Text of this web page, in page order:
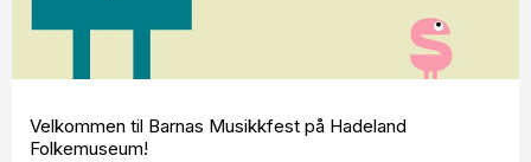
Velkommen til Barnas Musikkfest på Hadeland
Folkemuseum!